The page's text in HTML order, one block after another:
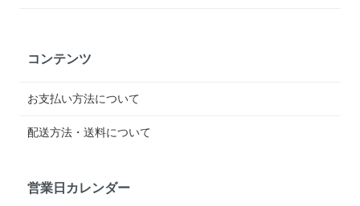
コンテンツ
お支払い方法について
配送方法・送料について
営業日カレンダー